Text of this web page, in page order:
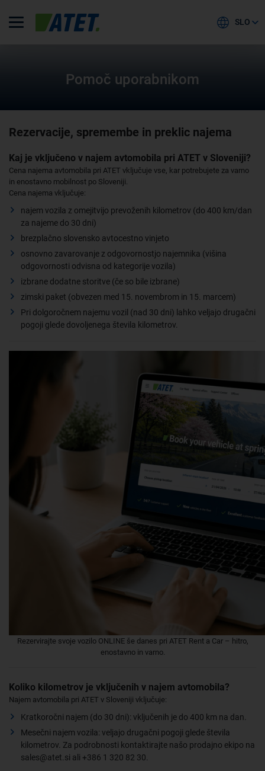
SLO
Pomoč uporabnikom
Rezervacije, spremembe in preklic najema
Kaj je vključeno v najem avtomobila pri ATET v Sloveniji?
Cena najema avtomobila pri ATET vključuje vse, kar potrebujete za varno
in enostavno mobilnost po Sloveniji.
Cena najema vključuje:
najem vozila z omejitvijo prevoženih kilometrov (do 400 km/dan
za najeme do 30 dni)
brezplačno slovensko avtocestno vinjeto
osnovno zavarovanje z odgovornostjo najemnika (višina
odgovornosti odvisna od kategorije vozila)
izbrane dodatne storitve (če so bile izbrane)
zimski paket (obvezen med 15. novembrom in 15. marcem)
Pri dolgoročnem najemu vozil (nad 30 dni) lahko veljajo drugačni
pogoji glede dovoljenega števila kilometrov.
Rezervirajte svoje vozilo ONLINE še danes pri ATET Rent a Car – hitro,
enostavno in varno.
Koliko kilometrov je vključenih v najem avtomobila?
Najem avtomobila pri ATET v Sloveniji vključuje:
Kratkoročni najem (do 30 dni): vključenih je do 400 km na dan.
Mesečni najem vozila: veljajo drugačni pogoji glede števila
kilometrov. Za podrobnosti kontaktirajte našo prodajno ekipo na
sales@atet.si ali +386 1 320 82 30.